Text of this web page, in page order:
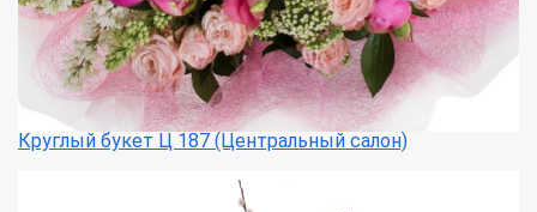
Круглый букет Ц 187 (Центральный салон)